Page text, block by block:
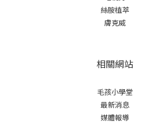
絲胺植萃
膚克威
相關網站
毛孩小學堂
最新消息
媒體報導